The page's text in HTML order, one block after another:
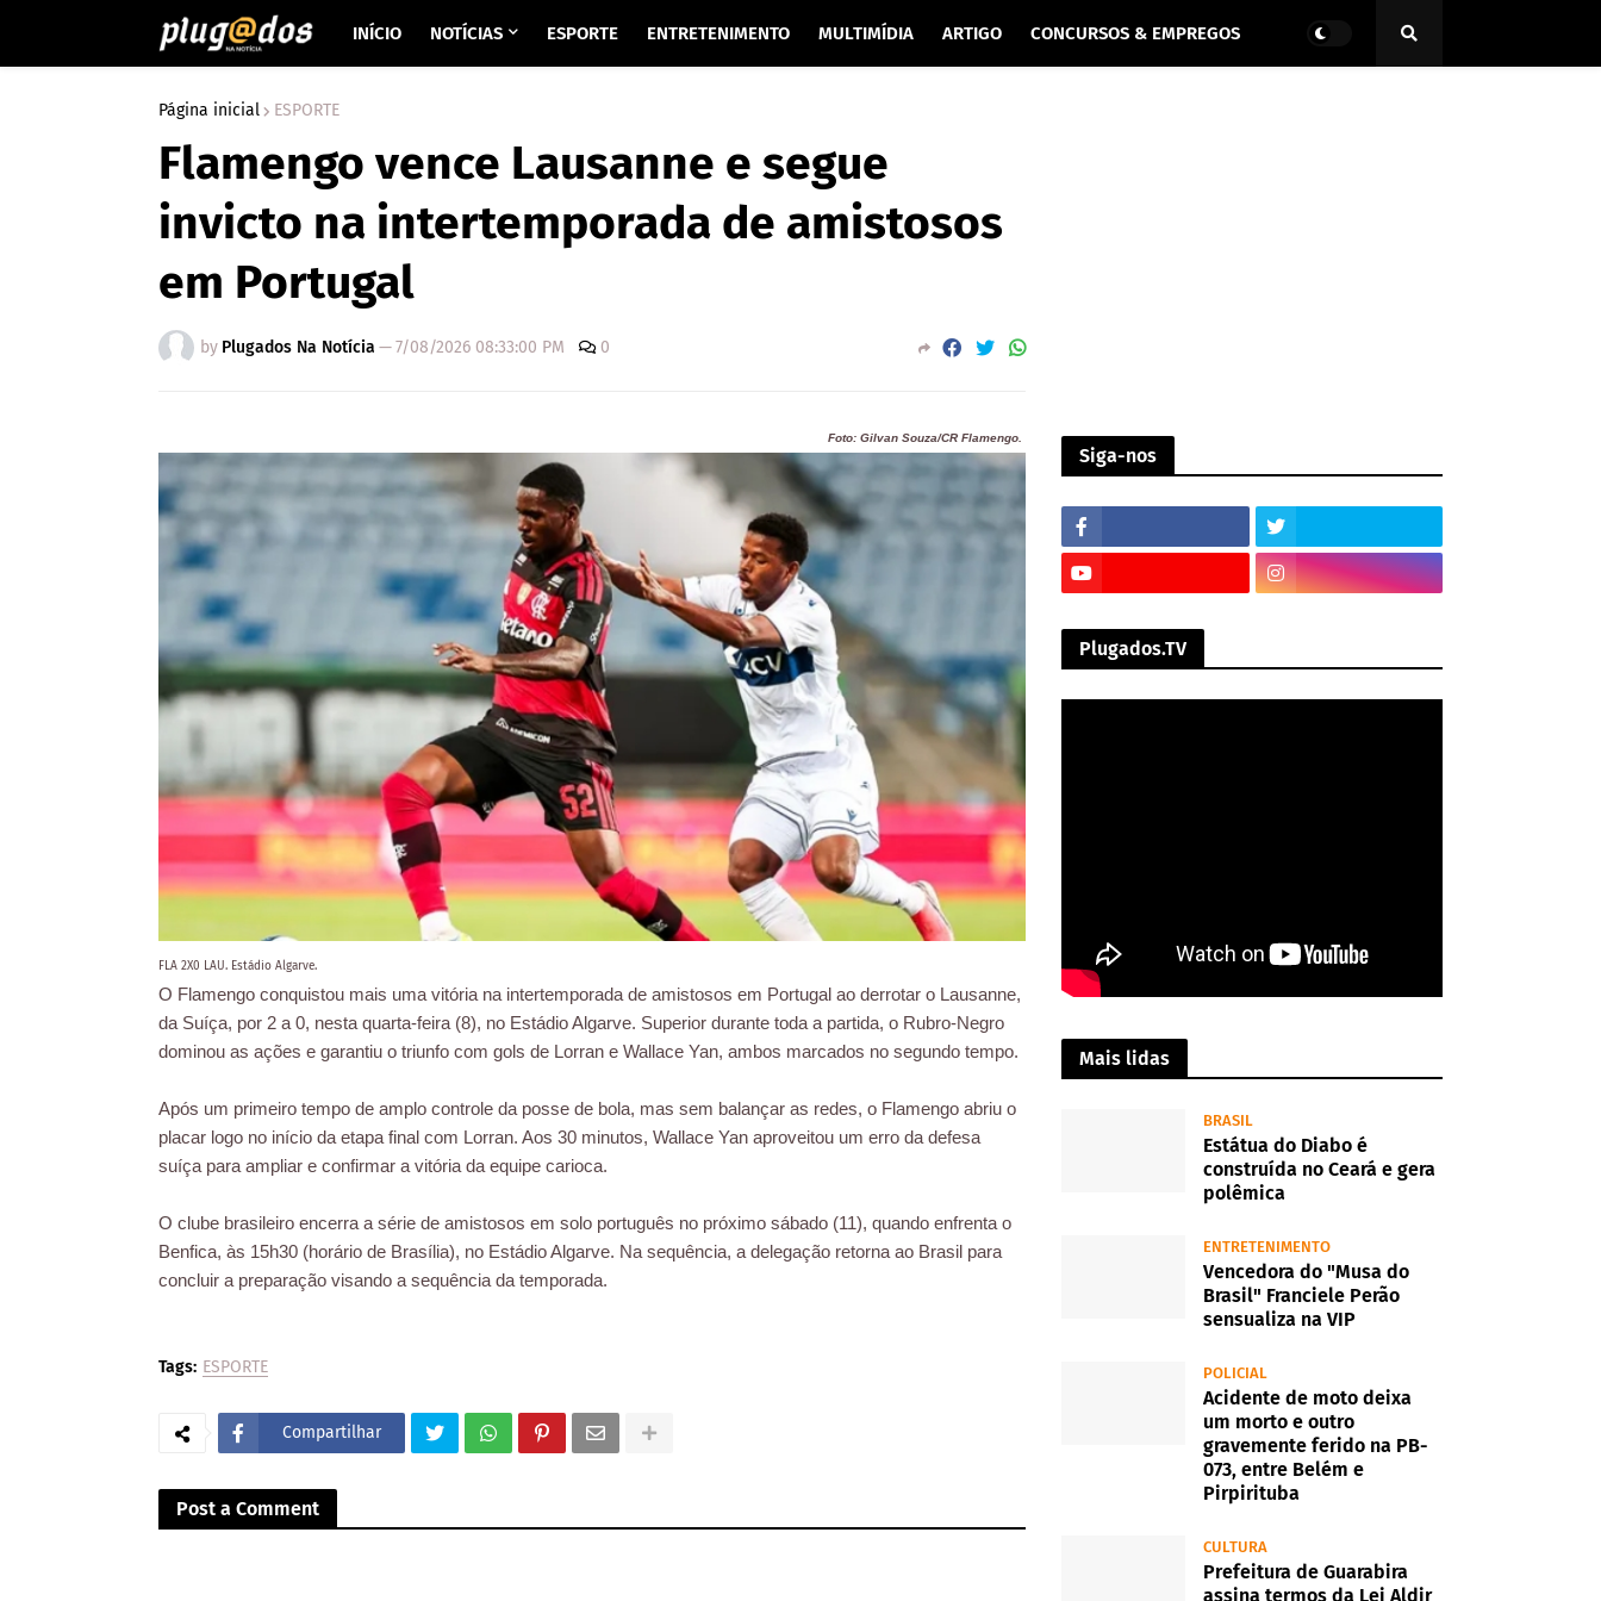
INÍCIO NOTÍCIAS ESPORTE ENTRETENIMENTO MULTIMÍDIA ARTIGO CONCURSOS & EMPREGOS
Página inicial ESPORTE
Flamengo vence Lausanne e segue
invicto na intertemporada de amistosos
em Portugal
by Plugados Na Notícia —7/08/2026 08:33:00 PM 0
Foto: Gilvan Souza/CR Flamengo.
FLA 2X0 LAU. Estádio Algarve.
O Flamengo conquistou mais uma vitória na intertemporada de amistosos em Portugal ao derrotar o Lausanne,
da Suíça, por 2 a 0, nesta quarta-feira (8), no Estádio Algarve. Superior durante toda a partida, o Rubro-Negro
dominou as ações e garantiu o triunfo com gols de Lorran e Wallace Yan, ambos marcados no segundo tempo.
Após um primeiro tempo de amplo controle da posse de bola, mas sem balançar as redes, o Flamengo abriu o
placar logo no início da etapa final com Lorran. Aos 30 minutos, Wallace Yan aproveitou um erro da defesa
suíça para ampliar e confirmar a vitória da equipe carioca.
O clube brasileiro encerra a série de amistosos em solo português no próximo sábado (11), quando enfrenta o
Benfica, às 15h30 (horário de Brasília), no Estádio Algarve. Na sequência, a delegação retorna ao Brasil para
concluir a preparação visando a sequência da temporada.
Tags: ESPORTE
Compartilhar
Post a Comment
Siga-nos
Plugados.TV
Mais lidas
BRASIL
Estátua do Diabo é
construída no Ceará e gera
polêmica
ENTRETENIMENTO
Vencedora do "Musa do
Brasil" Franciele Perão
sensualiza na VIP
POLICIAL
Acidente de moto deixa
um morto e outro
gravemente ferido na PB-
073, entre Belém e
Pirpirituba
CULTURA
Prefeitura de Guarabira
assina termos da Lei Aldir